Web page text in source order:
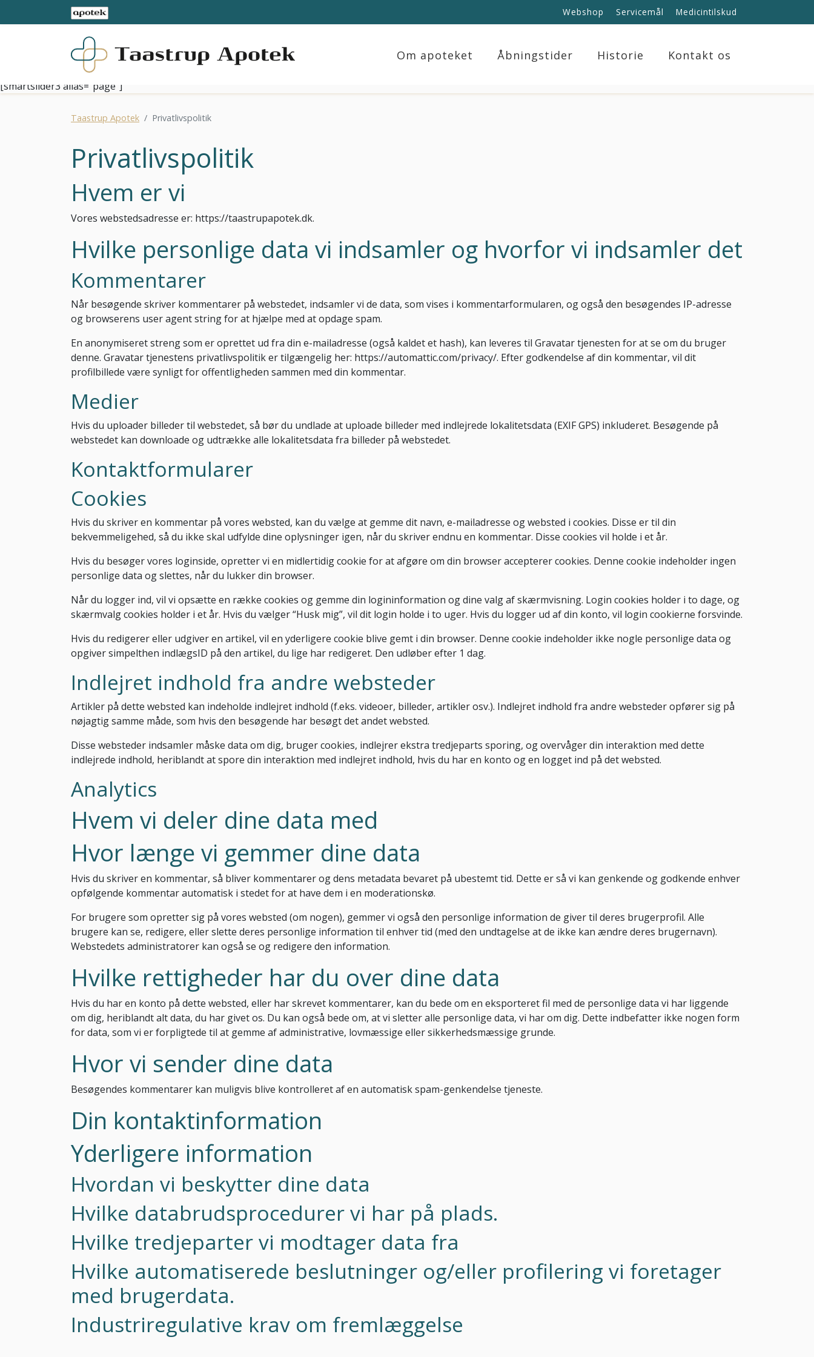
Webshop Servicemål Medicintilskud
Om apoteket Åbningstider Historie Kontakt os
[smartslider3 alias="page"]
Taastrup Apotek Privatlivspolitik
Privatlivspolitik
Hvem er vi
Vores webstedsadresse er: https://taastrupapotek.dk.
Hvilke personlige data vi indsamler og hvorfor vi indsamler det
Kommentarer
Når besøgende skriver kommentarer på webstedet, indsamler vi de data, som vises i kommentarformularen, og også den besøgendes IP-adresse
og browserens user agent string for at hjælpe med at opdage spam.
En anonymiseret streng som er oprettet ud fra din e-mailadresse (også kaldet et hash), kan leveres til Gravatar tjenesten for at se om du bruger
denne. Gravatar tjenestens privatlivspolitik er tilgængelig her: https://automattic.com/privacy/. Efter godkendelse af din kommentar, vil dit
profilbillede være synligt for offentligheden sammen med din kommentar.
Medier
Hvis du uploader billeder til webstedet, så bør du undlade at uploade billeder med indlejrede lokalitetsdata (EXIF GPS) inkluderet. Besøgende på
webstedet kan downloade og udtrække alle lokalitetsdata fra billeder på webstedet.
Kontaktformularer
Cookies
Hvis du skriver en kommentar på vores websted, kan du vælge at gemme dit navn, e-mailadresse og websted i cookies. Disse er til din
bekvemmeligehed, så du ikke skal udfylde dine oplysninger igen, når du skriver endnu en kommentar. Disse cookies vil holde i et år.
Hvis du besøger vores loginside, opretter vi en midlertidig cookie for at afgøre om din browser accepterer cookies. Denne cookie indeholder ingen
personlige data og slettes, når du lukker din browser.
Når du logger ind, vil vi opsætte en række cookies og gemme din logininformation og dine valg af skærmvisning. Login cookies holder i to dage, og
skærmvalg cookies holder i et år. Hvis du vælger “Husk mig”, vil dit login holde i to uger. Hvis du logger ud af din konto, vil login cookierne forsvinde.
Hvis du redigerer eller udgiver en artikel, vil en yderligere cookie blive gemt i din browser. Denne cookie indeholder ikke nogle personlige data og
opgiver simpelthen indlægsID på den artikel, du lige har redigeret. Den udløber efter 1 dag.
Indlejret indhold fra andre websteder
Artikler på dette websted kan indeholde indlejret indhold (f.eks. videoer, billeder, artikler osv.). Indlejret indhold fra andre websteder opfører sig på
nøjagtig samme måde, som hvis den besøgende har besøgt det andet websted.
Disse websteder indsamler måske data om dig, bruger cookies, indlejrer ekstra tredjeparts sporing, og overvåger din interaktion med dette
indlejrede indhold, heriblandt at spore din interaktion med indlejret indhold, hvis du har en konto og en logget ind på det websted.
Analytics
Hvem vi deler dine data med
Hvor længe vi gemmer dine data
Hvis du skriver en kommentar, så bliver kommentarer og dens metadata bevaret på ubestemt tid. Dette er så vi kan genkende og godkende enhver
opfølgende kommentar automatisk i stedet for at have dem i en moderationskø.
For brugere som opretter sig på vores websted (om nogen), gemmer vi også den personlige information de giver til deres brugerprofil. Alle
brugere kan se, redigere, eller slette deres personlige information til enhver tid (med den undtagelse at de ikke kan ændre deres brugernavn).
Webstedets administratorer kan også se og redigere den information.
Hvilke rettigheder har du over dine data
Hvis du har en konto på dette websted, eller har skrevet kommentarer, kan du bede om en eksporteret fil med de personlige data vi har liggende
om dig, heriblandt alt data, du har givet os. Du kan også bede om, at vi sletter alle personlige data, vi har om dig. Dette indbefatter ikke nogen form
for data, som vi er forpligtede til at gemme af administrative, lovmæssige eller sikkerhedsmæssige grunde.
Hvor vi sender dine data
Besøgendes kommentarer kan muligvis blive kontrolleret af en automatisk spam-genkendelse tjeneste.
Din kontaktinformation
Yderligere information
Hvordan vi beskytter dine data
Hvilke databrudsprocedurer vi har på plads.
Hvilke tredjeparter vi modtager data fra
Hvilke automatiserede beslutninger og/eller profilering vi foretager
med brugerdata.
Industriregulative krav om fremlæggelse